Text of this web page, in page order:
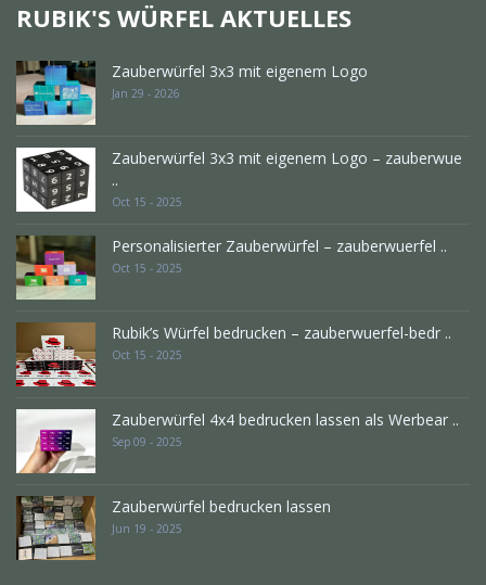
RUBIK'S WÜRFEL AKTUELLES
Zauberwürfel 3x3 mit eigenem Logo
Jan 29 - 2026
Zauberwürfel 3x3 mit eigenem Logo – zauberwue
..
Oct 15 - 2025
Personalisierter Zauberwürfel – zauberwuerfel ..
Oct 15 - 2025
Rubik’s Würfel bedrucken – zauberwuerfel-bedr ..
Oct 15 - 2025
Zauberwürfel 4x4 bedrucken lassen als Werbear ..
Sep 09 - 2025
Zauberwürfel bedrucken lassen
Jun 19 - 2025